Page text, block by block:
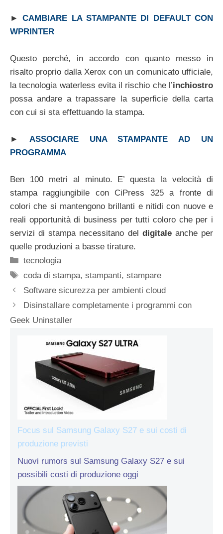
►CAMBIARE LA STAMPANTE DI DEFAULT CON
WPRINTER
Questo perché, in accordo con quanto messo in
risalto proprio dalla Xerox con un comunicato ufficiale,
la tecnologia waterless evita il rischio che l’inchiostro
possa andare a trapassare la superficie della carta
con cui si sta effettuando la stampa.
► ASSOCIARE UNA STAMPANTE AD UN
PROGRAMMA
Ben 100 metri al minuto. E’ questa la velocità di
stampa raggiungibile con CiPress 325 a fronte di
colori che si mantengono brillanti e nitidi con nuove e
reali opportunità di business per tutti coloro che per i
servizi di stampa necessitano del digitaleanche per
quelle produzioni a basse tirature.
Categorie
tecnologia
Tag
coda di stampa,stampanti,stampare
Software sicurezza per ambienti cloud
Disinstallare completamente i programmi con
Geek Uninstaller
Focus sul Samsung Galaxy S27 e sui costi di
produzione previsti
Nuovi rumors sul Samsung Galaxy S27 e sui
possibili costi di produzione oggi